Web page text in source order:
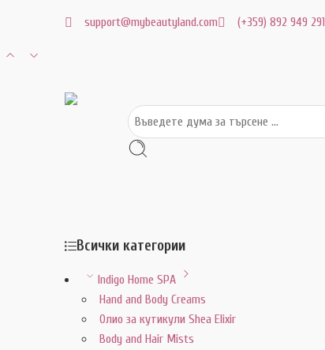
support@mybeautyland.com (+359) 892 949 291
Всички категории
Indigo Home SPA
Hand and Body Creams
Олио за кутикули Shea Elixir
Body and Hair Mists